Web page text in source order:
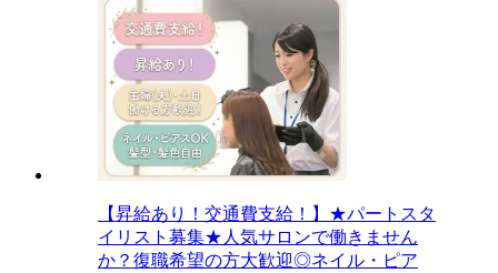
【昇給あり！交通費支給！】★パートスタ
イリスト募集★人気サロンで働きません
か？復職希望の方大歓迎◎ネイル・ピア